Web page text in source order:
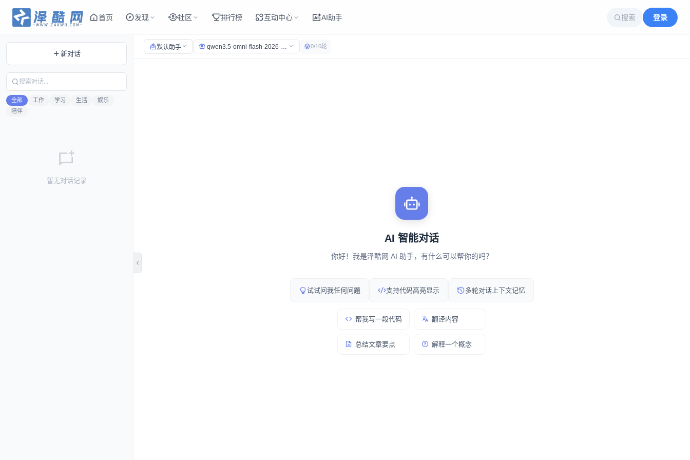
首页 发现 社区 排行榜 互动中心 AI助手 搜索 登录
新对话
全部 工作 学习 生活
娱乐
陪伴
暂无对话记录
默认助手 qwen3.5-omni-flash-2026-03-15 0/10轮
AI 智能对话
你好！我是泽酷网 AI 助手，有什么可以帮你的吗？
试试问我任何问题 支持代码高亮显示 多轮对话上下文记忆
帮我写一段代码 翻译内容
总结文章要点 解释一个概念